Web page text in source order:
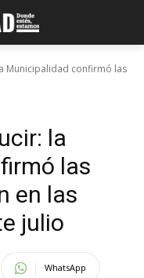
Municipalidad confirmó las
la
las
en las
julio
WhatsApp